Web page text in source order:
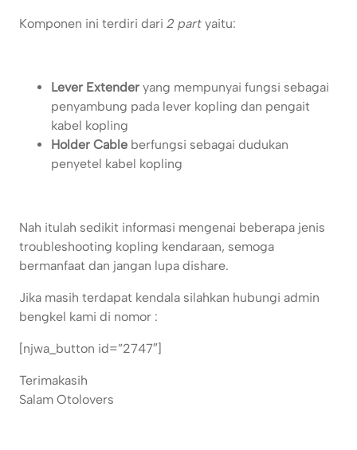
Komponen ini terdiri dari 2 part yaitu:
Lever Extender yang mempunyai fungsi sebagai
penyambung pada lever kopling dan pengait
kabel kopling
Holder Cable berfungsi sebagai dudukan
penyetel kabel kopling
Nah itulah sedikit informasi mengenai beberapa jenis
troubleshooting kopling kendaraan, semoga
bermanfaat dan jangan lupa dishare.
Jika masih terdapat kendala silahkan hubungi admin
bengkel kami di nomor :
[njwa_button id=”2747″]
Terimakasih
Salam Otolovers